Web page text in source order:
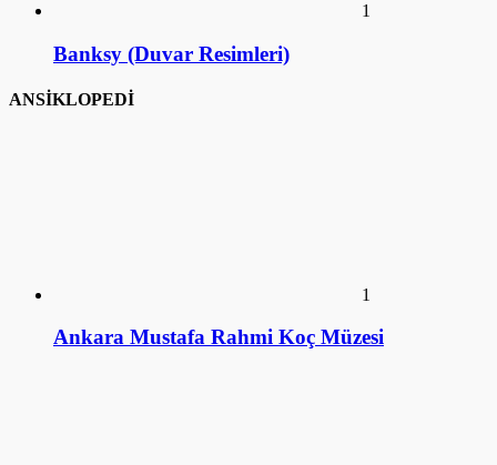
1
Banksy (Duvar Resimleri)
ANSİKLOPEDİ
1
Ankara Mustafa Rahmi Koç Müzesi